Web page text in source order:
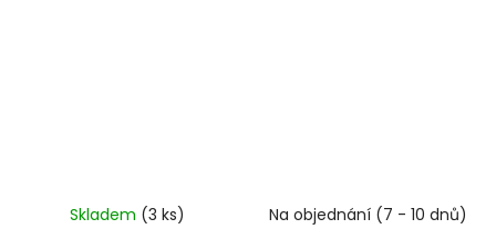
Skladem (3 ks) Na objednání (7 - 10 dnů)